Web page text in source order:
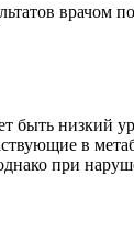
врачом
быть низкий
в
при